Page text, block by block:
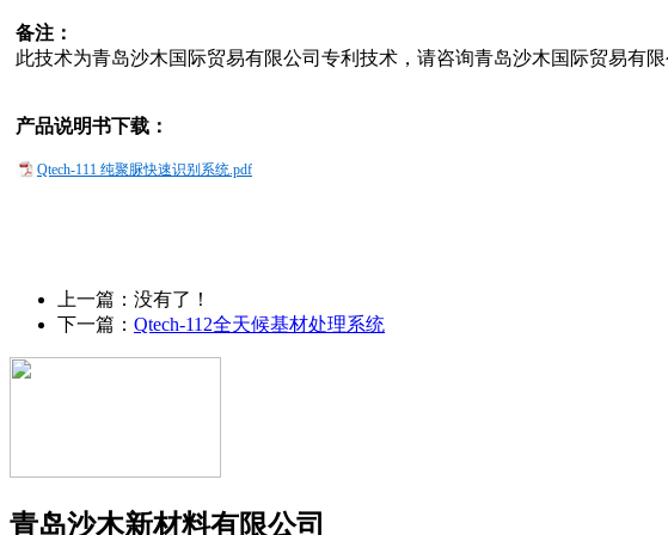
备注：
此技术为青岛沙木国际贸易有限公司专利技术，请咨询青岛沙木国际贸易有
产品说明书下载：
Qtech-111 纯聚脲快速识别系统.pdf
上一篇：没有了！
下一篇： Qtech-112全天候基材处理系统
青岛沙木新材料有限公司